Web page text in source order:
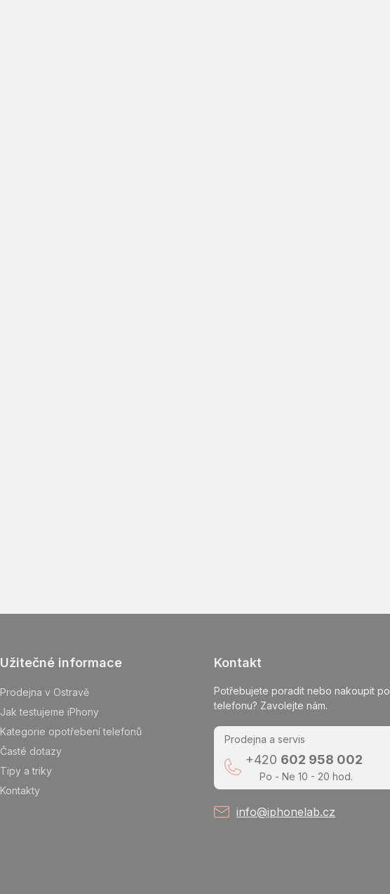
Užitečné informace
Prodejna v Ostravě
Jak testujeme iPhony
Kategorie opotřebení telefonů
Časté dotazy
Tipy a triky
Kontakty
Kontakt
Potřebujete poradit nebo nakoupit po
telefonu? Zavolejte nám.
Prodejna a servis
+420 602 958 002
Po - Ne 10 - 20 hod.
info@iphonelab.cz